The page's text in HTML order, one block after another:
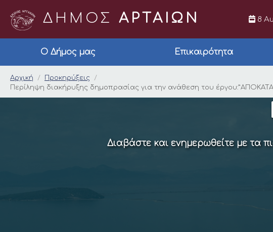
ΔΗΜΟΣ ΑΡΤΑΙΩΝ 8
Ο Δήμος μας Επικαιρότητα
Περίληψη διακήρυξης
Αρχική
Προκηρύξεις
Περίληψη διακήρυξης δημοπρασίας για την ανάθεση του
Διαβάστε και ενημερωθείτε με τα